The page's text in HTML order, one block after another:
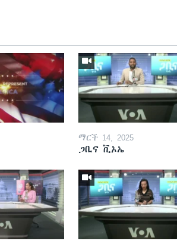
ማርች 14, 2025
ጋቢና ቪኦኤ